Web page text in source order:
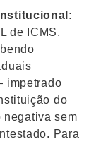
de ICMS,
impetrado
do
negativa sem
Para